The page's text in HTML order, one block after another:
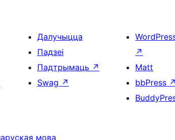
Далучыцца
Падзеі
Падтрымаць ↗
Swag ↗
↗
Matt
bbPress ↗
мова